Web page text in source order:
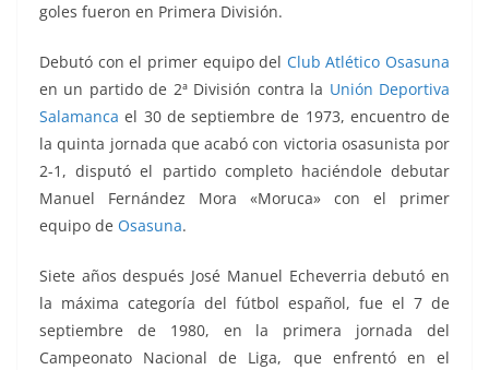
goles fueron en Primera División.
Debutó con el primer equipo del Club Atlético Osasuna
en un partido de 2ª División contra la Unión Deportiva
Salamanca el 30 de septiembre de 1973, encuentro de
la quinta jornada que acabó con victoria osasunista por
2-1, disputó el partido completo haciéndole debutar
Manuel Fernández Mora «Moruca» con el primer
equipo de Osasuna.
Siete años después José Manuel Echeverria debutó en
la máxima categoría del fútbol español, fue el 7 de
septiembre de 1980, en la primera jornada del
Campeonato Nacional de Liga, que enfrentó en el